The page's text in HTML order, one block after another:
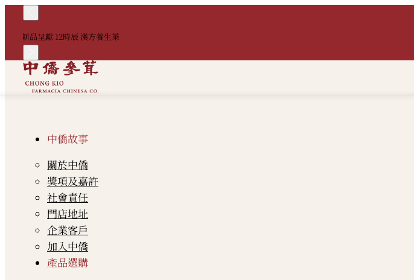
新品呈獻 12時辰 漢方養生茶
中僑故事
關於中僑
獎項及嘉許
社會責任
門店地址
企業客戶
加入中僑
產品選購